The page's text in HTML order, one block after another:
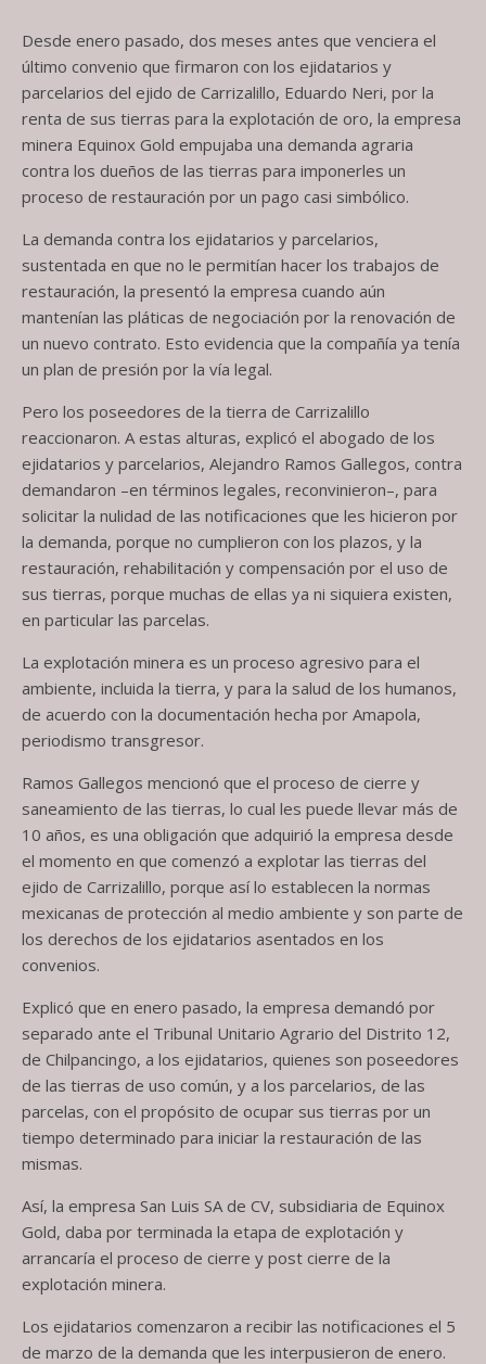
Desde enero pasado, dos meses antes que venciera el
último convenio que firmaron con los ejidatarios y
parcelarios del ejido de Carrizalillo, Eduardo Neri, por la
renta de sus tierras para la explotación de oro, la empresa
minera Equinox Gold empujaba una demanda agraria
contra los dueños de las tierras para imponerles un
proceso de restauración por un pago casi simbólico.
La demanda contra los ejidatarios y parcelarios,
sustentada en que no le permitían hacer los trabajos de
restauración, la presentó la empresa cuando aún
mantenían las pláticas de negociación por la renovación de
un nuevo contrato. Esto evidencia que la compañía ya tenía
un plan de presión por la vía legal.
Pero los poseedores de la tierra de Carrizalillo
reaccionaron. A estas alturas, explicó el abogado de los
ejidatarios y parcelarios, Alejandro Ramos Gallegos, contra
demandaron –en términos legales, reconvinieron–, para
solicitar la nulidad de las notificaciones que les hicieron por
la demanda, porque no cumplieron con los plazos, y la
restauración, rehabilitación y compensación por el uso de
sus tierras, porque muchas de ellas ya ni siquiera existen,
en particular las parcelas.
La explotación minera es un proceso agresivo para el
ambiente, incluida la tierra, y para la salud de los humanos,
de acuerdo con la documentación hecha por Amapola,
periodismo transgresor.
Ramos Gallegos mencionó que el proceso de cierre y
saneamiento de las tierras, lo cual les puede llevar más de
10 años, es una obligación que adquirió la empresa desde
el momento en que comenzó a explotar las tierras del
ejido de Carrizalillo, porque así lo establecen la normas
mexicanas de protección al medio ambiente y son parte de
los derechos de los ejidatarios asentados en los
convenios.
Explicó que en enero pasado, la empresa demandó por
separado ante el Tribunal Unitario Agrario del Distrito 12,
de Chilpancingo, a los ejidatarios, quienes son poseedores
de las tierras de uso común, y a los parcelarios, de las
parcelas, con el propósito de ocupar sus tierras por un
tiempo determinado para iniciar la restauración de las
mismas.
Así, la empresa San Luis SA de CV, subsidiaria de Equinox
Gold, daba por terminada la etapa de explotación y
arrancaría el proceso de cierre y post cierre de la
explotación minera.
Los ejidatarios comenzaron a recibir las notificaciones el 5
de marzo de la demanda que les interpusieron de enero.